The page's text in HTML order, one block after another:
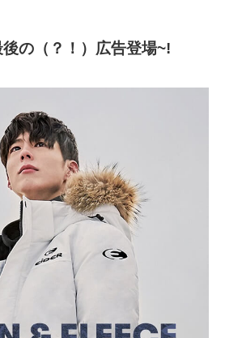
の（？！）広告登場~!